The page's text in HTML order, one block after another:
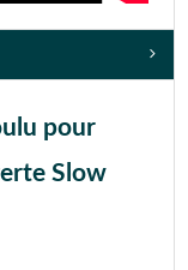
pour
Slow